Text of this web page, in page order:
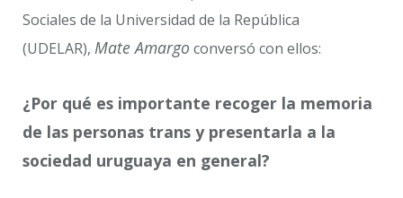
Sociales de la Universidad de la República
(UDELAR), Mate Amargo conversó con ellos:
¿Por qué es importante recoger la memoria
de las personas trans y presentarla a la
sociedad uruguaya en general?